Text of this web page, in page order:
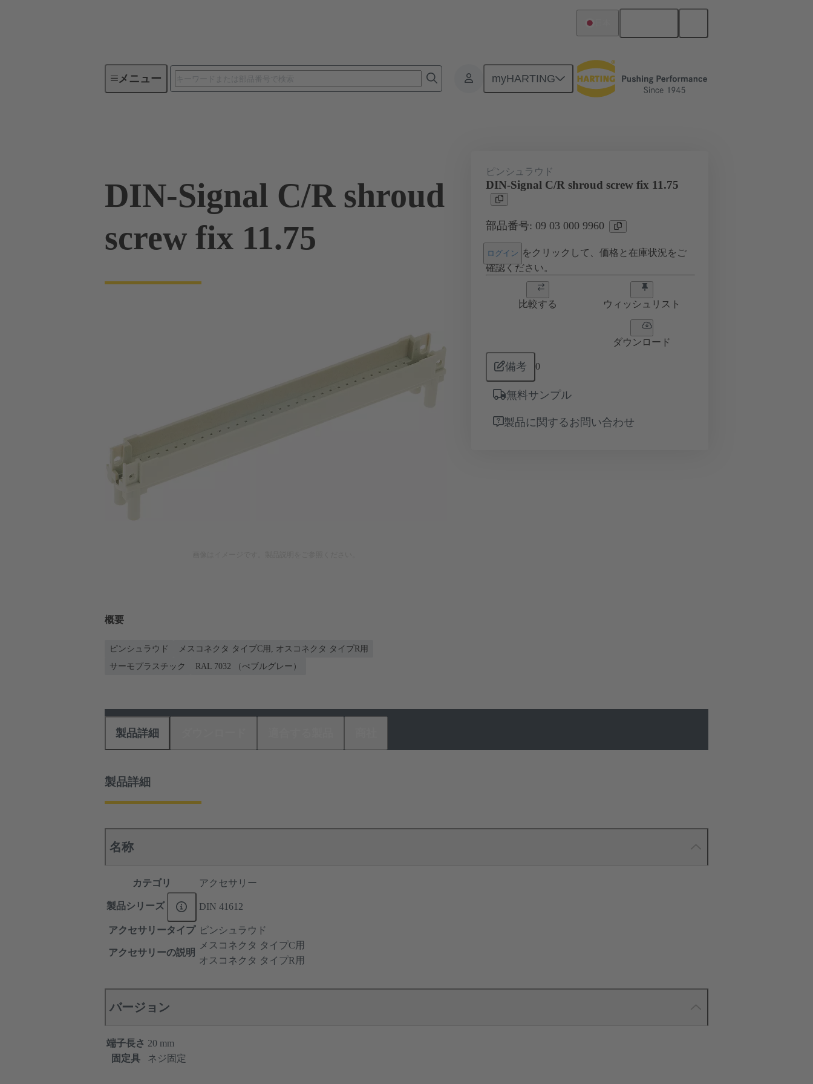
メニュー myHARTING
デバイスコネクティビティ マザーボード ツー ドーターカード接続
DIN-Signal C/R shroud
screw fix 11.75
ピンシュラウド
DIN-Signal C/R shroud screw fix 11.75
部品番号: 09 03 000 9960
ログイン をクリックして、価格と在庫状況をご
確認ください。
比較する ウィッシュリスト
ダウンロード
備考 0
無料サンプル
製品に関するお問い合わせ
概要
ピンシュラウド
メスコネクタ タイプC用, オスコネクタ タイプR用
サーモプラスチック
RAL 7032 （ぺブルグレー）
製品詳細
製品詳細
名称
カテゴリ アクセサリー
製品シリーズ DIN 41612
アクセサリータイプ ピンシュラウド
アクセサリーの説明
メスコネクタ タイプC用
オスコネクタ タイプR用
バージョン
端子長さ 20 mm
固定具
ネジ固定